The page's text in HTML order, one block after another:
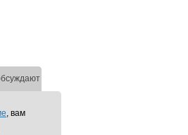
, вам